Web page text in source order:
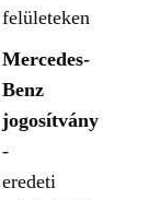
felületeken
Mercedes-
Benz
jogosítvány
-
eredeti